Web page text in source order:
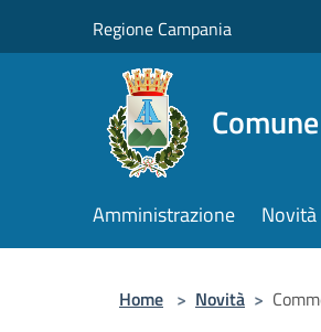
Regione Campania
Amministrazione Novità
Home > Novità >